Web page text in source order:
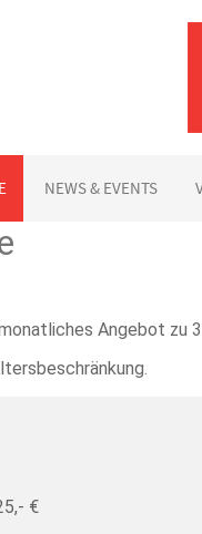
NEWS & EVENTS
Angebot zu
€